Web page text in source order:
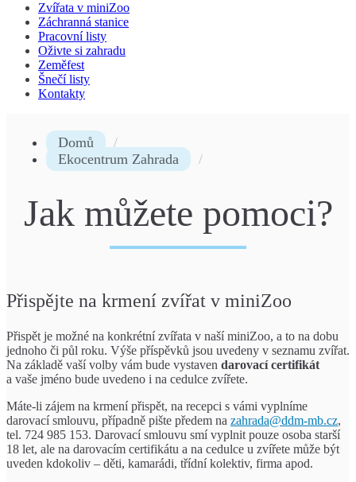
Zvířata v miniZoo
Záchranná stanice
Pracovní listy
Oživte si zahradu
Zeměfest
Šnečí listy
Kontakty
Domů
Ekocentrum Zahrada
Jak můžete pomoci?
Přispějte na krmení zvířat v miniZoo
Přispět je možné na konkrétní zvířata v naší miniZoo, a to na dobu
jednoho či půl roku. Výše příspěvků jsou uvedeny v seznamu zvířat.
Na základě vaší volby vám bude vystaven darovací certifikát
a vaše jméno bude uvedeno i na cedulce zvířete.
Máte-li zájem na krmení přispět, na recepci s vámi vyplníme
darovací smlouvu, případně pište předem na zahrada@ddm-mb.cz,
tel. 724 985 153. Darovací smlouvu smí vyplnit pouze osoba starší
18 let, ale na darovacím certifikátu a na cedulce u zvířete může být
uveden kdokoliv – děti, kamarádi, třídní kolektiv, firma apod.